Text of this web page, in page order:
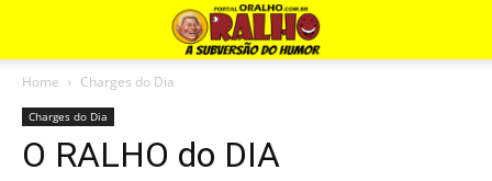
Home Charges do Dia
Charges do Dia
O RALHO do DIA